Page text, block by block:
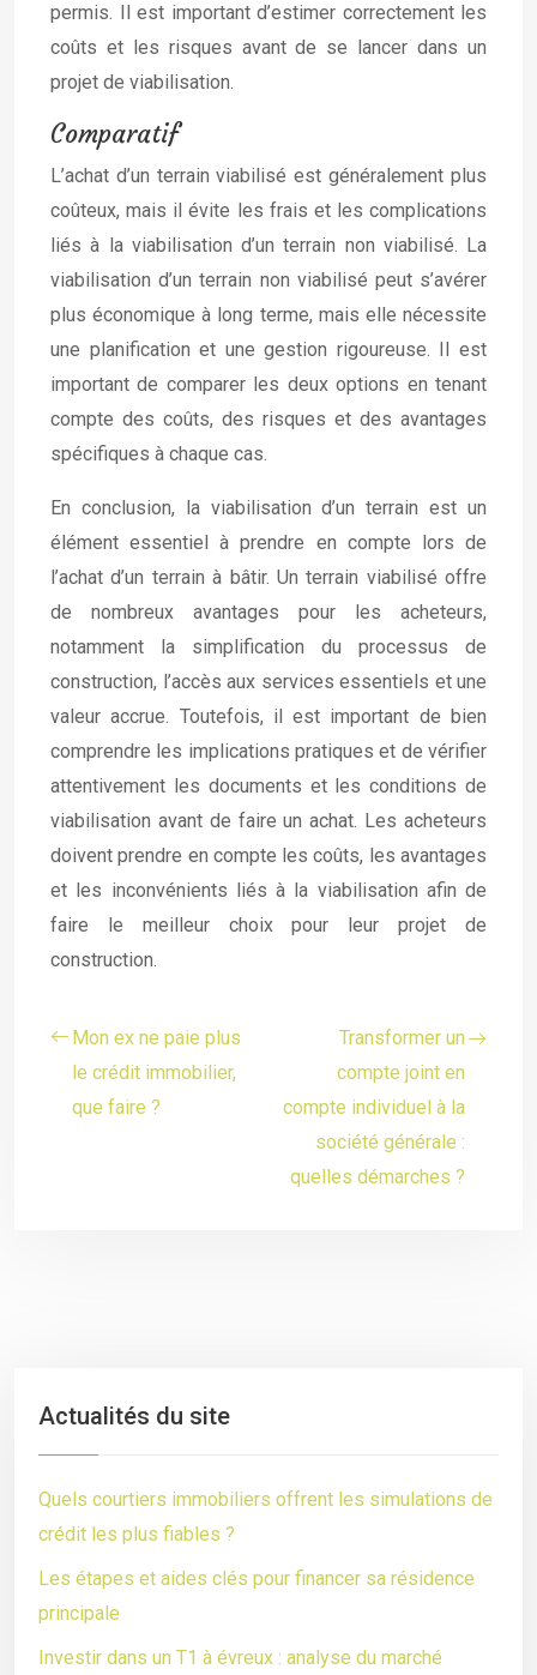
permis. Il est important d’estimer correctement les
coûts et les risques avant de se lancer dans un
projet de viabilisation.
Comparatif
L’achat d’un terrain viabilisé est généralement plus
coûteux, mais il évite les frais et les complications
liés à la viabilisation d’un terrain non viabilisé. La
viabilisation d’un terrain non viabilisé peut s’avérer
plus économique à long terme, mais elle nécessite
une planification et une gestion rigoureuse. Il est
important de comparer les deux options en tenant
compte des coûts, des risques et des avantages
spécifiques à chaque cas.
En conclusion, la viabilisation d’un terrain est un
élément essentiel à prendre en compte lors de
l’achat d’un terrain à bâtir. Un terrain viabilisé offre
de nombreux avantages pour les acheteurs,
notamment la simplification du processus de
construction, l’accès aux services essentiels et une
valeur accrue. Toutefois, il est important de bien
comprendre les implications pratiques et de vérifier
attentivement les documents et les conditions de
viabilisation avant de faire un achat. Les acheteurs
doivent prendre en compte les coûts, les avantages
et les inconvénients liés à la viabilisation afin de
faire le meilleur choix pour leur projet de
construction.
Mon ex ne paie plus
le crédit immobilier,
que faire ?
Transformer un
compte joint en
compte individuel à la
société générale :
quelles démarches ?
Actualités du site
Quels courtiers immobiliers offrent les simulations de
crédit les plus fiables ?
Les étapes et aides clés pour financer sa résidence
principale
Investir dans un T1 à évreux : analyse du marché